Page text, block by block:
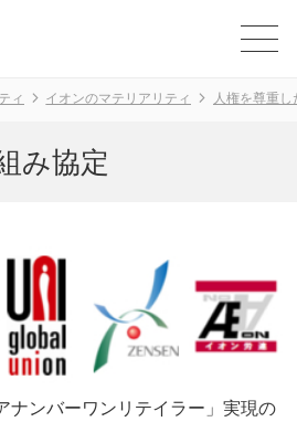
ィ イオンのマテリアリティ 人権を尊重
み協定
ナンバーワンリテイラー」実現の